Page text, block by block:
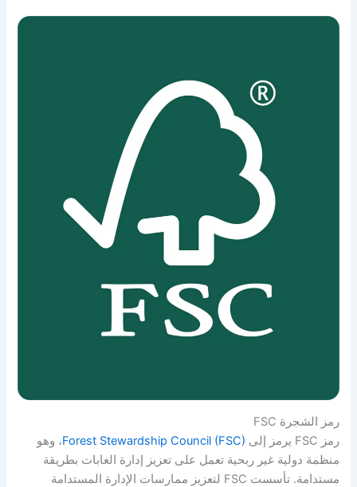
رمز الشجرة FSC
رمز FSC يرمز إلى
Forest Stewardship Council (FSC)، وهو
منظمة دولية غير ربحية تعمل على تعزيز إدارة الغابات بطريقة
مستدامة. تأسست FSC لتعزيز ممارسات الإدارة المستدامة